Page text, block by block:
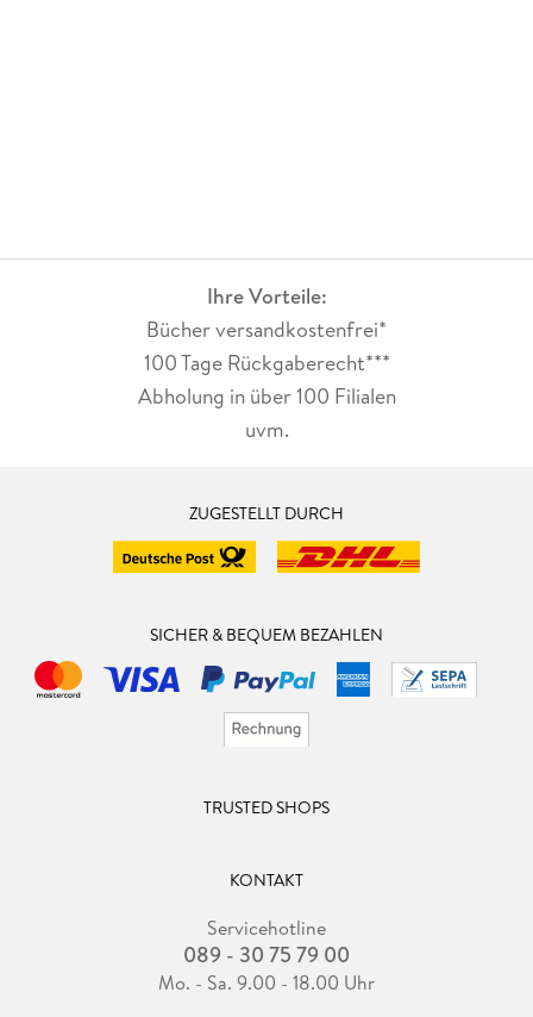
Ihre Vorteile:
Bücher versandkostenfrei*
100 Tage Rückgaberecht***
Abholung in über 100 Filialen
uvm.
ZUGESTELLT DURCH
SICHER & BEQUEM BEZAHLEN
TRUSTED SHOPS
KONTAKT
Servicehotline
089 - 30 75 79 00
Mo. - Sa. 9.00 - 18.00 Uhr